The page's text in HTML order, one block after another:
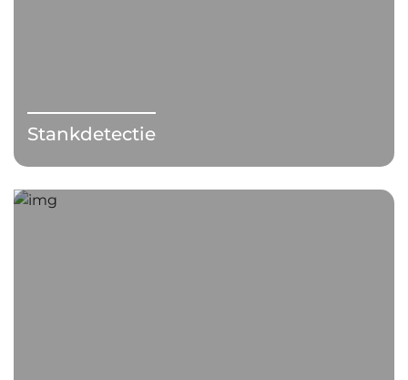
Stankdetectie